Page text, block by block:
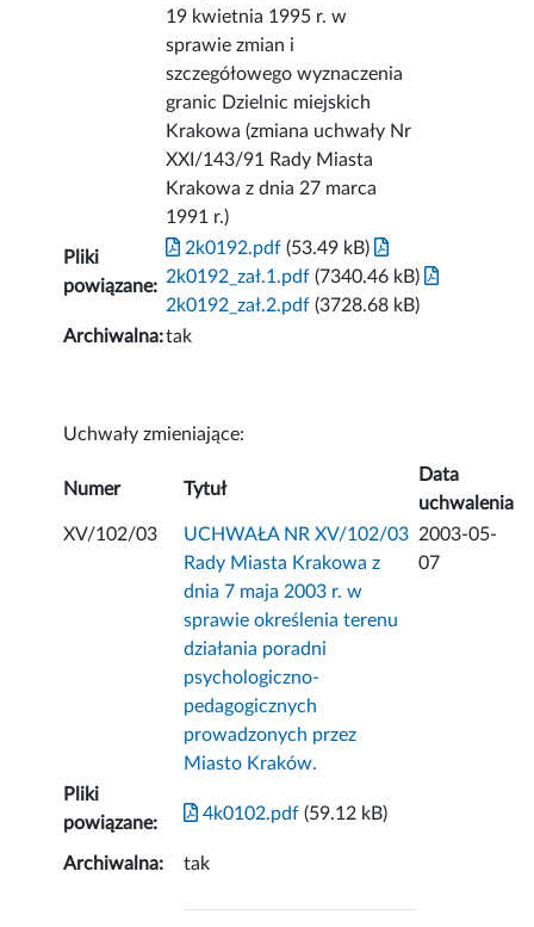
19 kwietnia 1995 r. w
sprawie zmian i
szczegółowego wyznaczenia
granic Dzielnic miejskich
Krakowa (zmiana uchwały Nr
XXI/143/91 Rady Miasta
Krakowa z dnia 27 marca
1991 r.)
Pliki
powiązane:
2k0192.pdf (53.49 kB)
2k0192_zał.1.pdf (7340.46 kB)
2k0192_zał.2.pdf (3728.68 kB)
Archiwalna:tak
Uchwały zmieniające:
Numer Tytuł
Data
uchwalenia
XV/102/03
UCHWAŁA NR XV/102/03
Rady Miasta Krakowa z
dnia 7 maja 2003 r. w
sprawie określenia terenu
działania poradni
psychologiczno-
pedagogicznych
prowadzonych przez
Miasto Kraków.
2003-05-
07
Pliki
powiązane:
4k0102.pdf (59.12 kB)
Archiwalna: tak